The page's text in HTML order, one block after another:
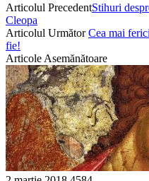
Articolul PrecedentStihuri
Cleopa
Articolul UrmătorСea mai
fie!
Articole Asemănătoare